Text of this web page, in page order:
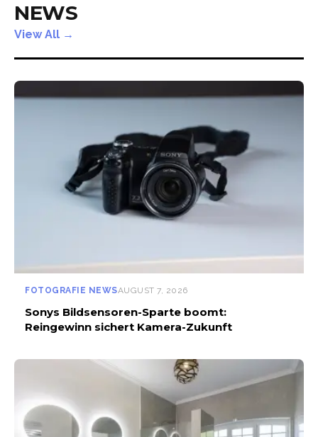
NEWS
View All →
FOTOGRAFIE NEWSAUGUST 7, 2026
Sonys Bildsensoren-Sparte boomt:
Reingewinn sichert Kamera-Zukunft